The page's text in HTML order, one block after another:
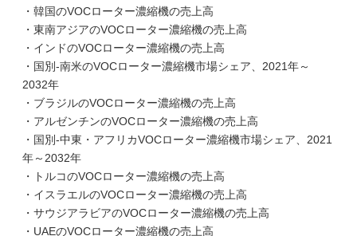
・韓国のVOCローター濃縮機の売上高
・東南アジアのVOCローター濃縮機の売上高
・インドのVOCローター濃縮機の売上高
・国別-南米のVOCローター濃縮機市場シェア、2021年～
2032年
・ブラジルのVOCローター濃縮機の売上高
・アルゼンチンのVOCローター濃縮機の売上高
・国別-中東・アフリカVOCローター濃縮機市場シェア、2021
年～2032年
・トルコのVOCローター濃縮機の売上高
・イスラエルのVOCローター濃縮機の売上高
・サウジアラビアのVOCローター濃縮機の売上高
・UAEのVOCローター濃縮機の売上高